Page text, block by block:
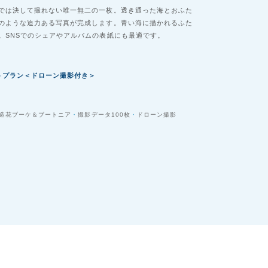
決して撮れない唯一無二の一枚。透き通った海とおふた
うな迫力ある写真が完成します。青い海に描かれるふた
でのシェアやアルバムの表紙にも最適です。
ラン＜ドローン撮影付き＞
花ブーケ＆ブートニア 撮影データ100枚 ドローン撮影